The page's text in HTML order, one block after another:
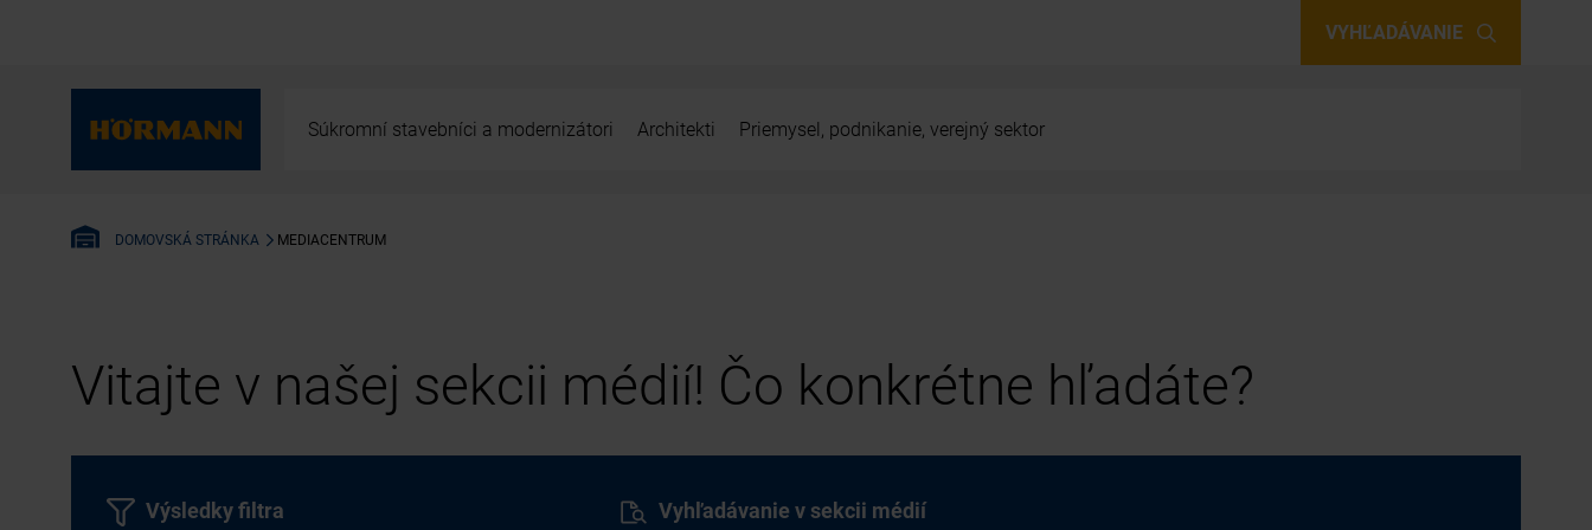
VYHĽADÁVANIE
Súkromní stavebníci a modernizátori Architekti Priemysel, podnikanie, verejný sektor
DOMOVSKÁ STRÁNKA MEDIACENTRUM
Vitajte v našej sekcii médií! Čo konkrétne hľadáte?
Vyhľadávanie v sekcii médií
Výsledky filtra